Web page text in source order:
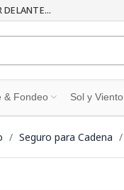
DELANTE...
& Fondeo Sol y Viento
Seguro para Cadena